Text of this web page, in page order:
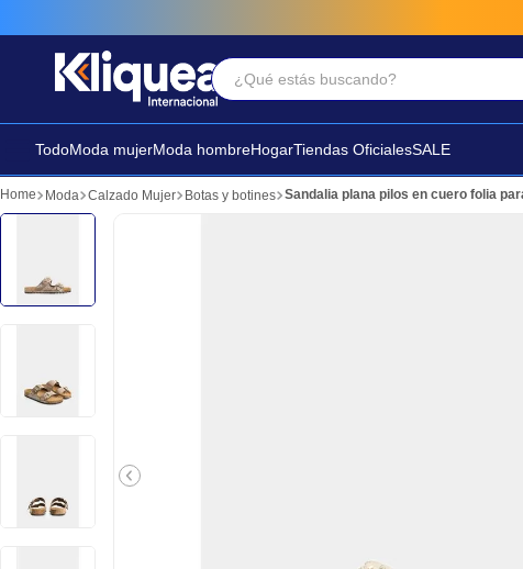
¿Qué estás buscando?
TodoModa mujerModa hombreHogarTiendas OficialesSALE
Moda Calzado Mujer Botas y botines Sandalia plana pilos en cuero folia
Términos Más Buscados
2. futbol